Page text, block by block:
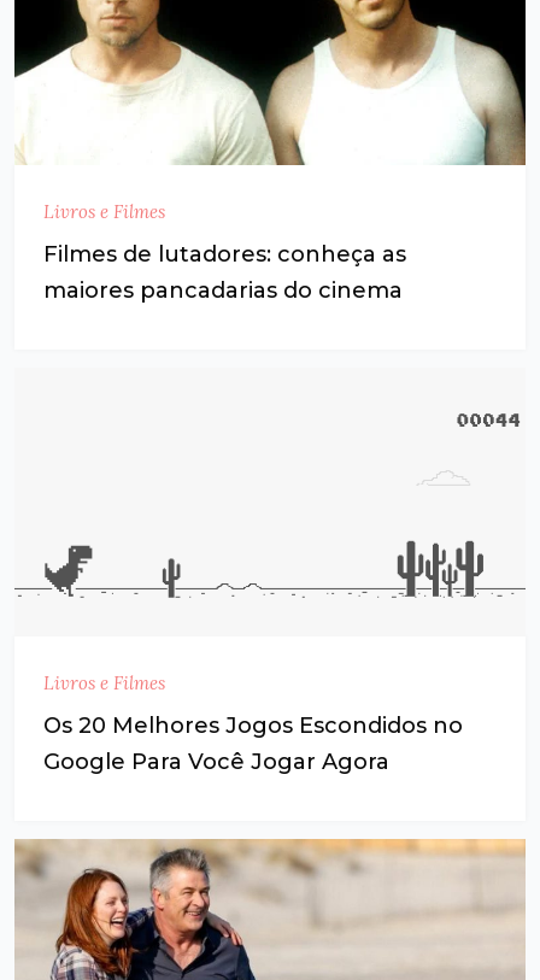
Livros e Filmes
Filmes de lutadores: conheça as
maiores pancadarias do cinema
Livros e Filmes
Os 20 Melhores Jogos Escondidos no
Google Para Você Jogar Agora